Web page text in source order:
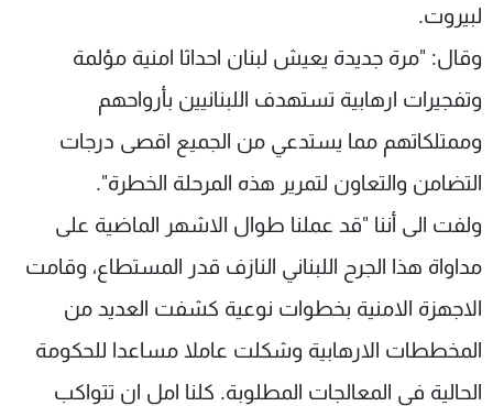
لبيروت.
وقال: "مرة جديدة يعيش لبنان احداثا امنية مؤلمة
وتفجيرات ارهابية تستهدف اللبنانيين بأرواحهم
وممتلكاتهم مما يستدعي من الجميع اقصى درجات
التضامن والتعاون لتمرير هذه المرحلة الخطرة".
ولفت الى أننا "قد عملنا طوال الاشهر الماضية على
مداواة هذا الجرح اللبناني النازف قدر المستطاع، وقامت
الاجهزة الامنية بخطوات نوعية كشفت العديد من
المخططات الارهابية وشكلت عاملا مساعدا للحكومة
الحالية في المعالجات المطلوبة. كلنا امل ان تتواكب
الإنـتـاج
لاعلاناتكم
سياسة الخصوصية